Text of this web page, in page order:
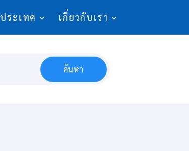
ประเทศ เกี่ยวกับเรา
ค้นหา